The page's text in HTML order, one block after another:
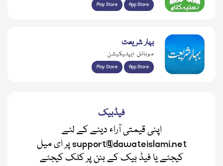
Play Store App Store
بہار شریعت
موبائل ایپلیکیشن
Play Store App Store
فیڈبیک
اپنی قیمتی آراء دینے کے لئے
support@dawateislami.net پر ای میل
کیجئے یا فیڈ بیک کے بٹن پر کلک کیجئے